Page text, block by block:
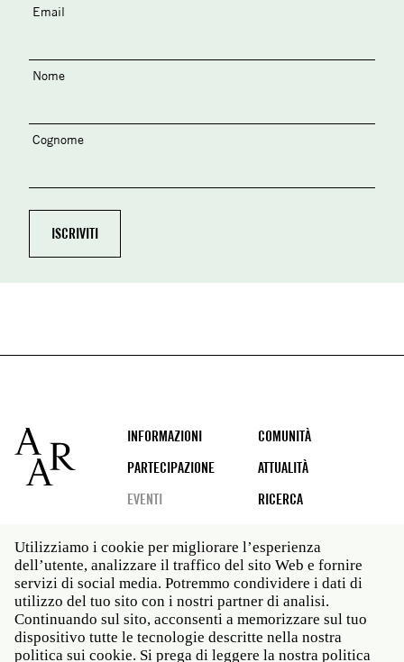
Email
Nome
Cognome
Footer
INFORMAZIONI
COMUNITÀ
PARTECIPAZIONE
ATTUALITÀ
EVENTI
RICERCA
Social
media
Roma: Via Angelo Masina 5 00153 Roma ITALIA · t 39
06 58461 · f 39 06 5810788
New York: 535 West 22nd Street Third Floor New York
Utilizziamo i cookie per migliorare l’esperienza
dell’utente, analizzare il traffico del sito Web e fornire
servizi di social media. Potremmo condividere i dati di
utilizzo del tuo sito con i nostri partner di analisi.
Continuando sul sito, acconsenti a memorizzare sul tuo
dispositivo tutte le tecnologie descritte nella nostra
politica sui cookie. Si prega di leggere la nostra politica